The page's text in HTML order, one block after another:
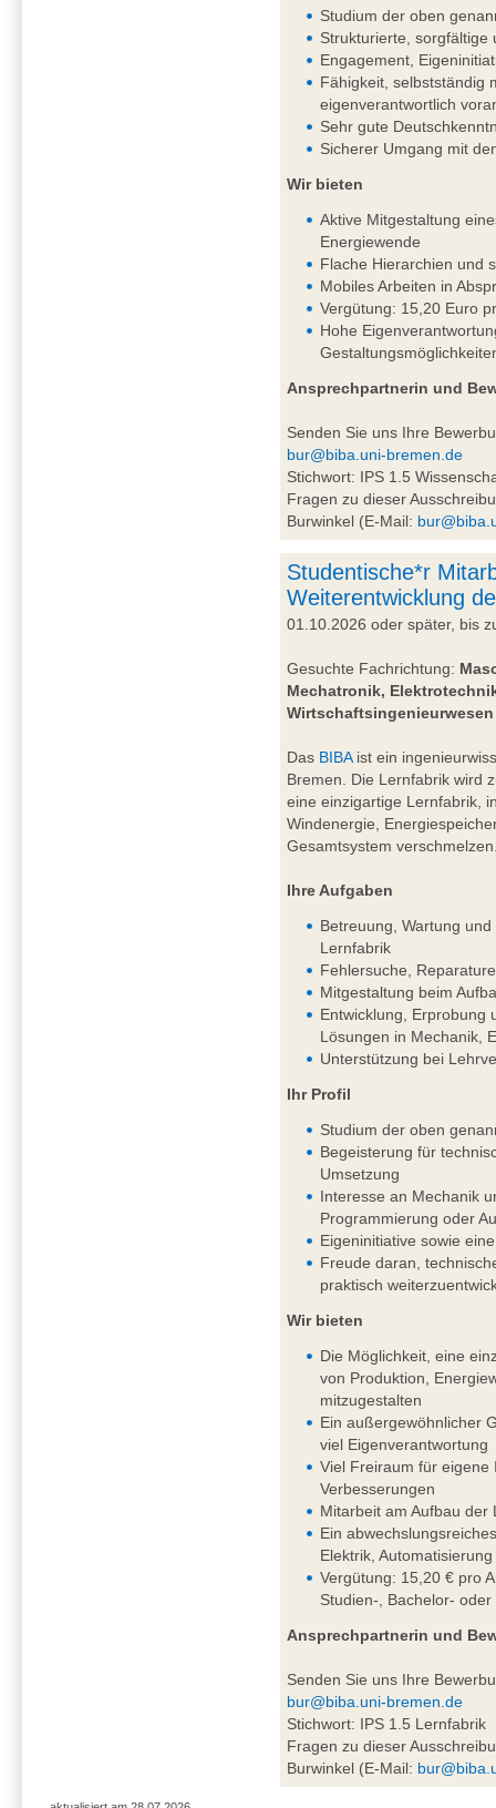
Studium der oben
Strukturierte, sorgfältige
Engagement,
Fähigkeit, selbstständig
eigenverantwortlich
Sehr gute
Sicherer Umgang mit
Wir bieten
Aktive Mitgestaltung
Energiewende
Flache Hierarchien und
Mobiles Arbeiten in
Vergütung: 15,20 Euro
Hohe
Ansprechpartnerin und
Senden Sie uns Ihre
bur@biba.uni-bremen.de
Stichwort: IPS 1.5
Fragen zu dieser
Burwinkel (E-Mail:
Studentische*r
Weiterentwicklung
01.10.2026 oder später, bis
Gesuchte Fachrichtung:
Mechatronik,
Das BIBAist ein
Bremen. Die Lernfabrik wird
eine einzigartige Lernfabrik,
Windenergie,
Gesamtsystem
Ihre Aufgaben
Betreuung, Wartung
Lernfabrik
Fehlersuche,
Mitgestaltung beim
Entwicklung, Erprobung
Lösungen in Mechanik,
Unterstützung bei
Ihr Profil
Studium der oben
Begeisterung für
Umsetzung
Interesse an Mechanik
Programmierung oder
Eigeninitiative sowie
Freude daran,
praktisch
Wir bieten
Die Möglichkeit, eine
von Produktion,
mitzugestalten
Ein außergewöhnlicher
viel Eigenverantwortung
Viel Freiraum für eigene
Verbesserungen
Mitarbeit am Aufbau der
Ein
Elektrik,
Vergütung: 15,20 € pro
Studien-, Bachelor-
Ansprechpartnerin und
Senden Sie uns Ihre
bur@biba.uni-bremen.de
Stichwort: IPS 1.5 Lernfabrik
Fragen zu dieser
Burwinkel (E-Mail: